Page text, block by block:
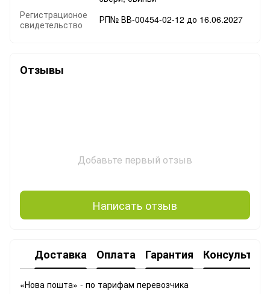
Регистрационое
свидетельство
РП№ ВВ-00454-02-12 до 16.06.2027
Отзывы
Добавьте первый отзыв
Написать отзыв
Доставка Оплата Гарантия
«Нова пошта» - по тарифам перевозчика